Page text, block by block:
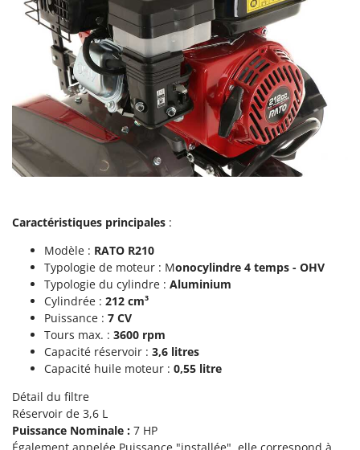
Peignes vibreurs et Secoueurs à olives
Pelles rétros pour tracteur
Perches Élagueuses
Pétrins à Spirale
Piscines
Planteuses de pommes de terre pour tracteur
Plumeuses
Pompes de transfert
Pompes immergées électriques
Postes à souder
Poussoirs à saucisse
Pressoirs à fruits
Pressoirs à Raisin
Fiskars
Flymo
Fontana Forni
Forest Master
Francini
G
G3 Ferrari
Gardena
GeoTech
GeoTech Pro
Gierre
Ginko - MGM
Gipeco
Girmi
GRAEF
Gre
GreenBay
Greenworks
Caractéristiques principales :
Modèle : RATO R210
Typologie de moteur : Monocylindre 4 temps - OHV
Typologie du cylindre : Aluminium
Cylindrée : 212 cm³
Puissance : 7 CV
Tours max. : 3600 rpm
Capacité réservoir : 3,6 litres
Capacité huile moteur : 0,55 litre
Détail du filtre
Réservoir de 3,6 L
Puissance Nominale : 7 HP